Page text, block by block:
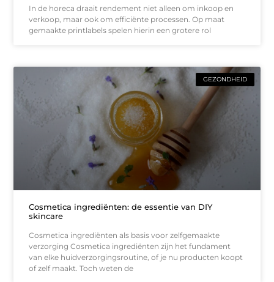
In de horeca draait rendement niet alleen om inkoop en
verkoop, maar ook om efficiënte processen. Op maat
gemaakte printlabels spelen hierin een grotere rol
GEZONDHEID
Cosmetica ingrediënten: de essentie van DIY
skincare
Cosmetica ingrediënten als basis voor zelfgemaakte
verzorging Cosmetica ingrediënten zijn het fundament
van elke huidverzorgingsroutine, of je nu producten koopt
of zelf maakt. Toch weten de